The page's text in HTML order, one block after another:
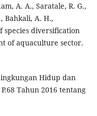
A. A., Saratale, R. G.,
Bahkali, A. H.,
species diversification
of aquaculture sector.
Hidup dan
Tahun 2016 tentang